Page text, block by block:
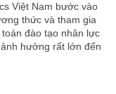
Việt Nam bước vào
thức và tham gia
đào tạo nhân lực
hưởng rất lớn đến